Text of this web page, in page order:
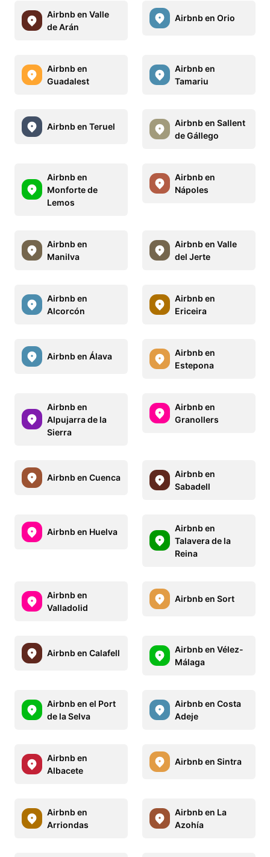
Airbnb en Valle
de Arán
Airbnb en Orio
Airbnb en
Guadalest
Airbnb en
Tamariu
Airbnb en Teruel
Airbnb en Sallent
de Gállego
Airbnb en
Monforte de
Lemos
Airbnb en
Nápoles
Airbnb en
Manilva
Airbnb en Valle
del Jerte
Airbnb en
Alcorcón
Airbnb en
Ericeira
Airbnb en Álava
Airbnb en
Estepona
Airbnb en
Alpujarra de la
Sierra
Airbnb en
Granollers
Airbnb en Cuenca
Airbnb en
Sabadell
Airbnb en Huelva
Airbnb en
Talavera de la
Reina
Airbnb en
Valladolid
Airbnb en Sort
Airbnb en Calafell
Airbnb en Vélez-
Málaga
Airbnb en el Port
de la Selva
Airbnb en Costa
Adeje
Airbnb en
Albacete
Airbnb en Sintra
Airbnb en
Arriondas
Airbnb en La
Azohía